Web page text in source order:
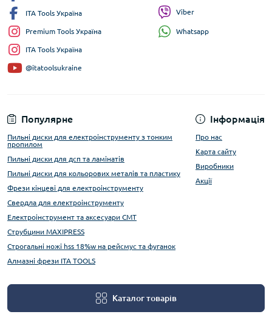
Популярне
Пильні диски для електроінструменту з тонким
пропилом
Пильні диски для дсп та ламінатів
Пильні диски для кольорових металів та пластику
Фрези кінцеві для електроінструменту
Свердла для електроінструменту
Електроінструмент та аксесуари CMT
Струбцини MAXIPRESS
Строгальні ножі hss 18%w на рейсмус та фуганок
Алмазні фрези ITA TOOLS
Інформація
Про нас
Карта сайту
Виробники
Акції
Каталог товарів
ITA Tools Україна
Premium Tools Україна
ITA Tools Україна
@itatoolsukraine
Viber
Whatsapp